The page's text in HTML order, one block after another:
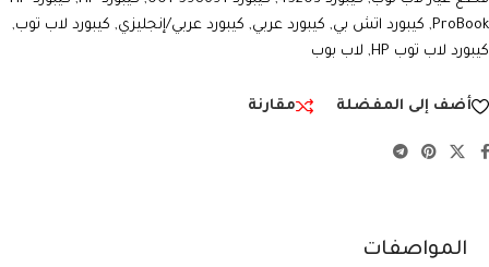
ProBook
, كيبورد اتش بي, كيبورد عربي, كيبورد عربي/إنجليزي, كيبورد لاب توب,
كيبورد لاب توب HP
, لاب بوب
أضف إلى المفضلة مقارنة
المواصفات